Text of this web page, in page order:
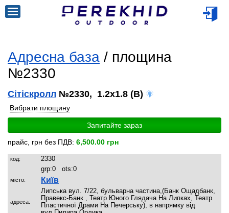
Адресна база / площина
№2330
Сітіскролл №2330, 1.2x1.8 (B)
Вибрати площину
Запитайте зараз
прайс, грн без ПДВ: 6,500.00 грн
код:
2330
grp:0 ots:0
місто: Київ
адреса:
Липська вул. 7/22, бульварна частина,(Банк Ощадбанк,
Правекс-Банк , Театр Юного Глядача На Липках, Театр
Пластичної Драми На Печерську), в напрямку від